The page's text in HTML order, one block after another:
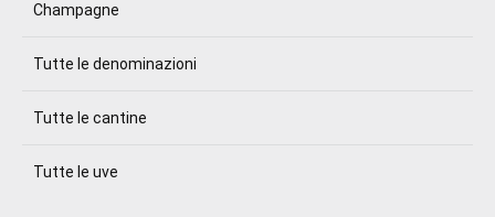
Champagne
Tutte le denominazioni
Tutte le cantine
Tutte le uve